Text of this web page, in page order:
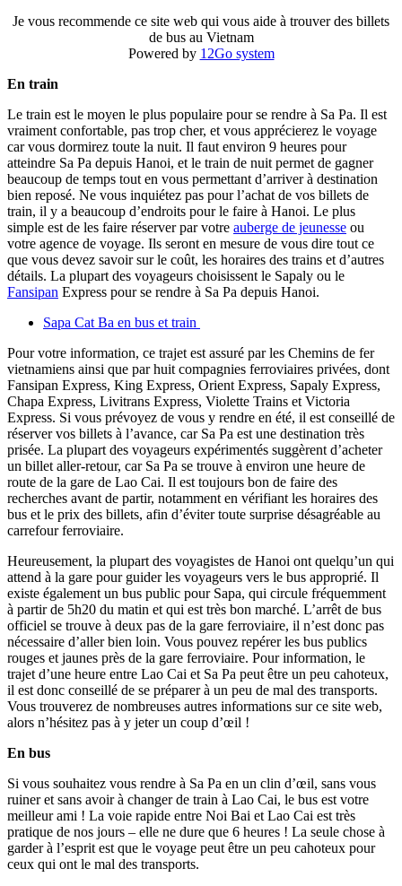
Je vous recommende ce site web qui vous aide à trouver des billets
de bus au Vietnam
Powered by 12Go system
En train
Le train est le moyen le plus populaire pour se rendre à Sa Pa. Il est
vraiment confortable, pas trop cher, et vous apprécierez le voyage
car vous dormirez toute la nuit. Il faut environ 9 heures pour
atteindre Sa Pa depuis Hanoi, et le train de nuit permet de gagner
beaucoup de temps tout en vous permettant d’arriver à destination
bien reposé. Ne vous inquiétez pas pour l’achat de vos billets de
train, il y a beaucoup d’endroits pour le faire à Hanoi. Le plus
simple est de les faire réserver par votre auberge de jeunesse ou
votre agence de voyage. Ils seront en mesure de vous dire tout ce
que vous devez savoir sur le coût, les horaires des trains et d’autres
détails. La plupart des voyageurs choisissent le Sapaly ou le
Fansipan Express pour se rendre à Sa Pa depuis Hanoi.
Sapa Cat Ba en bus et train
Pour votre information, ce trajet est assuré par les Chemins de fer
vietnamiens ainsi que par huit compagnies ferroviaires privées, dont
Fansipan Express, King Express, Orient Express, Sapaly Express,
Chapa Express, Livitrans Express, Violette Trains et Victoria
Express. Si vous prévoyez de vous y rendre en été, il est conseillé de
réserver vos billets à l’avance, car Sa Pa est une destination très
prisée. La plupart des voyageurs expérimentés suggèrent d’acheter
un billet aller-retour, car Sa Pa se trouve à environ une heure de
route de la gare de Lao Cai. Il est toujours bon de faire des
recherches avant de partir, notamment en vérifiant les horaires des
bus et le prix des billets, afin d’éviter toute surprise désagréable au
carrefour ferroviaire.
Heureusement, la plupart des voyagistes de Hanoi ont quelqu’un qui
attend à la gare pour guider les voyageurs vers le bus approprié. Il
existe également un bus public pour Sapa, qui circule fréquemment
à partir de 5h20 du matin et qui est très bon marché. L’arrêt de bus
officiel se trouve à deux pas de la gare ferroviaire, il n’est donc pas
nécessaire d’aller bien loin. Vous pouvez repérer les bus publics
rouges et jaunes près de la gare ferroviaire. Pour information, le
trajet d’une heure entre Lao Cai et Sa Pa peut être un peu cahoteux,
il est donc conseillé de se préparer à un peu de mal des transports.
Vous trouverez de nombreuses autres informations sur ce site web,
alors n’hésitez pas à y jeter un coup d’œil !
En bus
Si vous souhaitez vous rendre à Sa Pa en un clin d’œil, sans vous
ruiner et sans avoir à changer de train à Lao Cai, le bus est votre
meilleur ami ! La voie rapide entre Noi Bai et Lao Cai est très
pratique de nos jours – elle ne dure que 6 heures ! La seule chose à
garder à l’esprit est que le voyage peut être un peu cahoteux pour
ceux qui ont le mal des transports.